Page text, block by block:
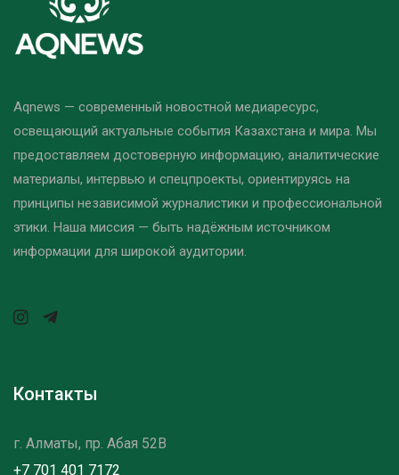
Aqnews — современный новостной медиаресурс,
освещающий актуальные события Казахстана и мира. Мы
предоставляем достоверную информацию, аналитические
материалы, интервью и спецпроекты, ориентируясь на
принципы независимой журналистики и профессиональной
этики. Наша миссия — быть надёжным источником
информации для широкой аудитории.
Контакты
г. Алматы, пр. Абая 52B
+7 701 401 7172